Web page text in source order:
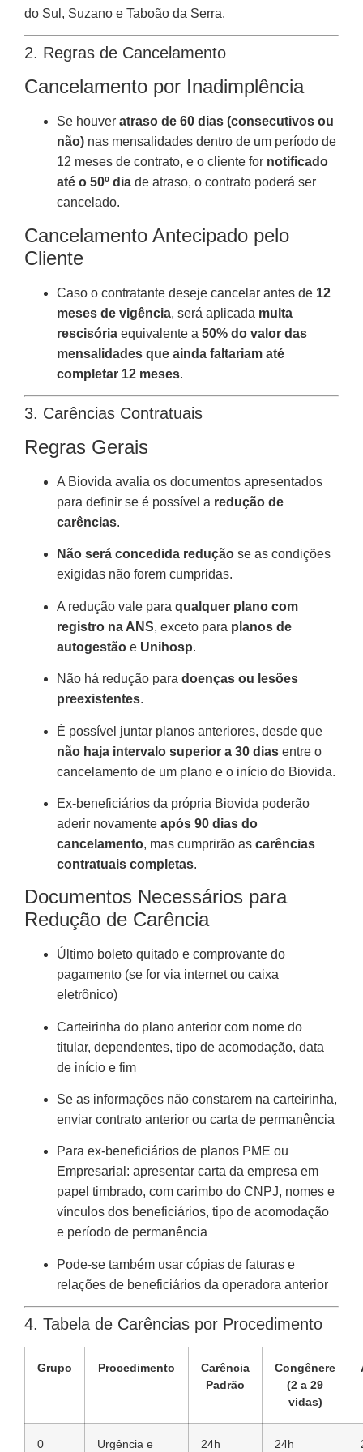
do Sul, Suzano e Taboão da Serra.
2. Regras de Cancelamento
Cancelamento por Inadimplência
Se houver atraso de 60 dias (consecutivos ou
não) nas mensalidades dentro de um período de
12 meses de contrato, e o cliente for notificado
até o 50º dia de atraso, o contrato poderá ser
cancelado.
Cancelamento Antecipado pelo
Cliente
Caso o contratante deseje cancelar antes de 12
meses de vigência, será aplicada multa
rescisória equivalente a 50% do valor das
mensalidades que ainda faltariam até
completar 12 meses.
3. Carências Contratuais
Regras Gerais
A Biovida avalia os documentos apresentados
para definir se é possível a redução de
carências.
Não será concedida redução se as condições
exigidas não forem cumpridas.
A redução vale para qualquer plano com
registro na ANS, exceto para planos de
autogestão e Unihosp.
Não há redução para doenças ou lesões
preexistentes.
É possível juntar planos anteriores, desde que
não haja intervalo superior a 30 dias entre o
cancelamento de um plano e o início do Biovida.
Ex-beneficiários da própria Biovida poderão
aderir novamente após 90 dias do
cancelamento, mas cumprirão as carências
contratuais completas.
Documentos Necessários para
Redução de Carência
Último boleto quitado e comprovante do
pagamento (se for via internet ou caixa
eletrônico)
Carteirinha do plano anterior com nome do
titular, dependentes, tipo de acomodação, data
de início e fim
Se as informações não constarem na carteirinha,
enviar contrato anterior ou carta de permanência
Para ex-beneficiários de planos PME ou
Empresarial: apresentar carta da empresa em
papel timbrado, com carimbo do CNPJ, nomes e
vínculos dos beneficiários, tipo de acomodação
e período de permanência
Pode-se também usar cópias de faturas e
relações de beneficiários da operadora anterior
4. Tabela de Carências por Procedimento
Grupo Procedimento
Carência
Padrão
Congênere
(2 a 29
vidas)
0 Urgência e 24h 24h